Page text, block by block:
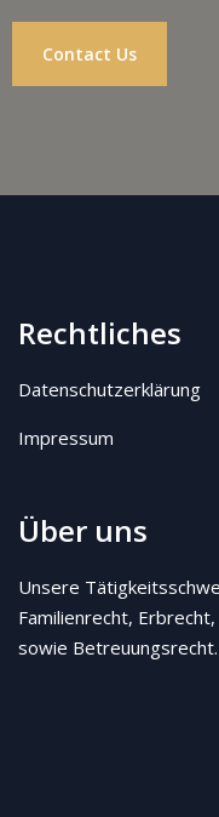
Contact Us
Rechtliches
Datenschutzerklärung
Impressum
Über uns
Unsere
Familienrecht,
sowie Betreuungsrecht.